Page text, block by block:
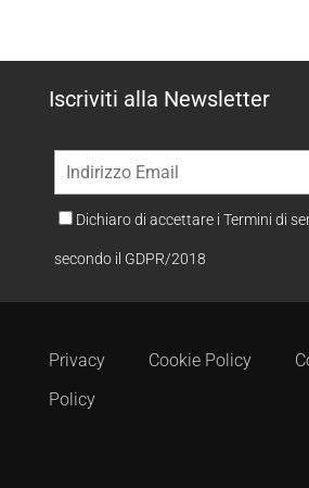
Iscriviti alla Newsletter
Dichiaro di accettare i Termini di
secondo il GDPR/2018
Privacy Cookie Policy
Policy